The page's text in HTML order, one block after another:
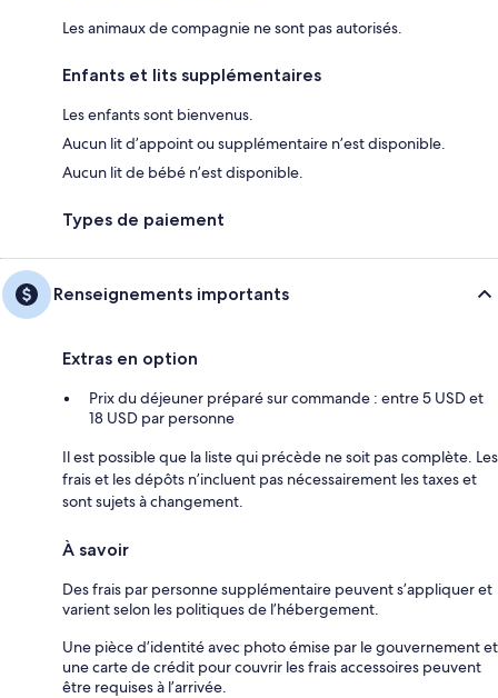
Les animaux de compagnie ne sont pas autorisés.
Enfants et lits supplémentaires
Les enfants sont bienvenus.
Aucun lit d’appoint ou supplémentaire n’est disponible.
Aucun lit de bébé n’est disponible.
Types de paiement
Renseignements importants
Extras en option
Prix du déjeuner préparé sur commande : entre 5 USD et
18 USD par personne
Il est possible que la liste qui précède ne soit pas complète. Les
frais et les dépôts n’incluent pas nécessairement les taxes et
sont sujets à changement.
À savoir
Des frais par personne supplémentaire peuvent s’appliquer et
varient selon les politiques de l’hébergement.
Une pièce d’identité avec photo émise par le gouvernement et
une carte de crédit pour couvrir les frais accessoires peuvent
être requises à l’arrivée.